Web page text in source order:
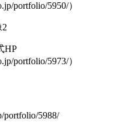
portfolio/5950/）
HP
portfolio/5973/）
portfolio/5988/